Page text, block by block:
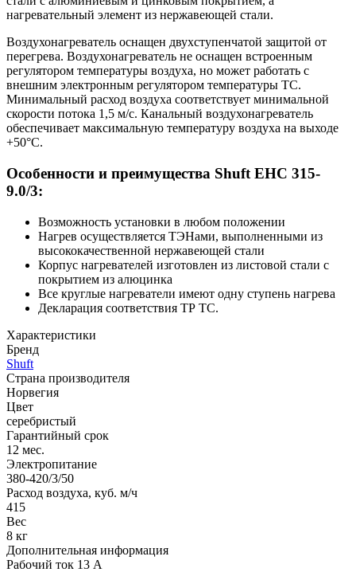
нагревательный элемент из нержавеющей стали.
Воздухонагреватель оснащен двухступенчатой защитой от
перегрева. Воздухонагреватель не оснащен встроенным
регулятором температуры воздуха, но может работать с
внешним электронным регулятором температуры ТС.
Минимальный расход воздуха соответствует минимальной
скорости потока 1,5 м/с. Канальный воздухонагреватель
обеспечивает максимальную температуру воздуха на выходе
+50°С.
Особенности и преимущества Shuft EHC 315-
9.0/3:
Возможность установки в любом положении
Нагрев осуществляется ТЭНами, выполненными из
высококачественной нержавеющей стали
Корпус нагревателей изготовлен из листовой стали с
покрытием из алюцинка
Все круглые нагреватели имеют одну ступень нагрева
Декларация соответствия ТР ТС.
Характеристики
Бренд
Shuft
Страна производителя
Норвегия
Цвет
серебристый
Гарантийный срок
12 мес.
Электропитание
380-420/3/50
Расход воздуха, куб. м/ч
415
Вес
8 кг
Дополнительная информация
Рабочий ток 13 А